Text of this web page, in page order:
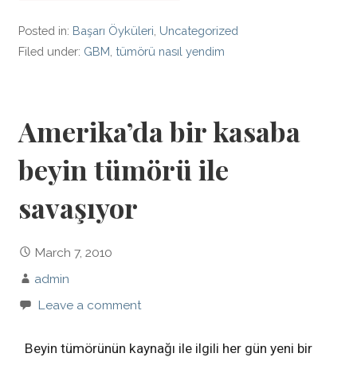
Posted in: Başarı Öyküleri Uncategorized
Filed under: GBM ,tümörü nasıl yendim
Amerika’da bir kasaba
beyin tümörü ile
savaşıyor
March 7, 2010
admin
Leave a comment
Beyin tümörünün kaynağı ile ilgili her gün yeni bir